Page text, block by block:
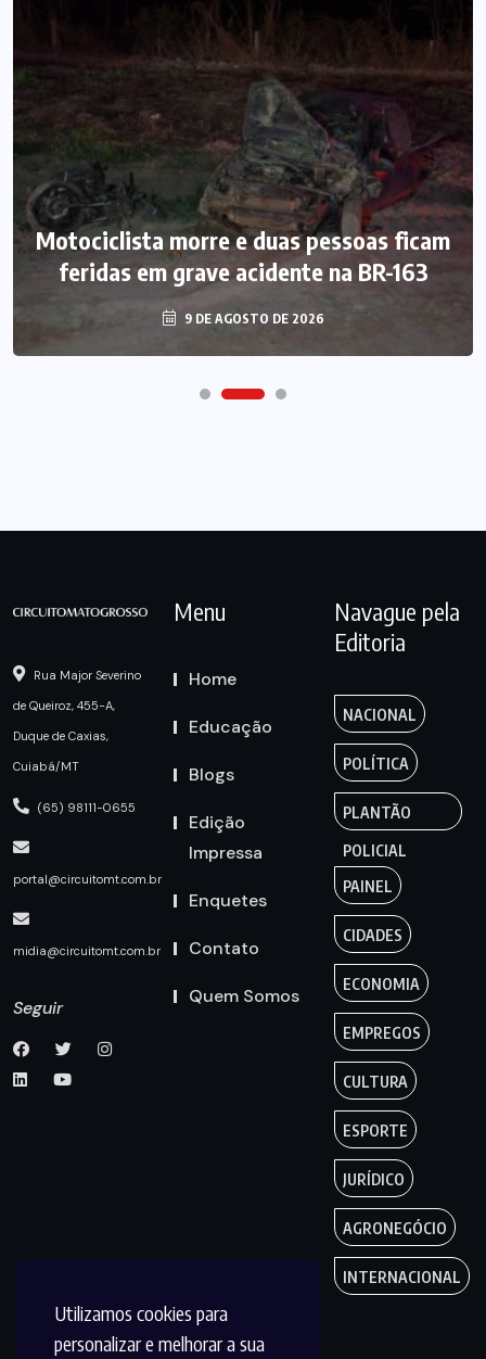
Utilizamos cookies para
personalizar e melhorar a sua
Motociclista morre e duas pessoas ficam
feridas em grave acidente na BR-163
9 DE AGOSTO DE 2026
Rua Major Severino
de Queiroz, 455-A,
Duque de Caxias,
Cuiabá/MT
(65) 98111-0655
portal@circuitomt.com.br
midia@circuitomt.com.br
Seguir
Menu
Home
Educação
Blogs
Edição
Impressa
Enquetes
Contato
Quem Somos
Navague pela
Editoria
NACIONAL
POLÍTICA
PLANTÃO
POLICIAL
PAINEL
CIDADES
ECONOMIA
EMPREGOS
CULTURA
ESPORTE
JURÍDICO
AGRONEGÓCIO
INTERNACIONAL